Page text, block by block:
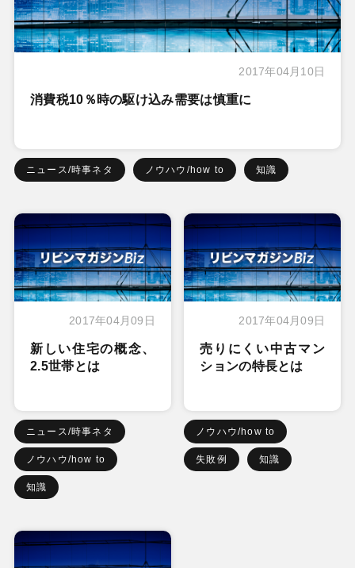
2017年04月10日
消費税10％時の駆け込み需要は慎重に
ニュース/時事ネタ ノウハウ/how to 知識
2017年04月09日
新しい住宅の概念、
2.5世帯とは
ニュース/時事ネタ
ノウハウ/how to
知識
2017年04月09日
売りにくい中古マン
ションの特長とは
ノウハウ/how to
失敗例 知識